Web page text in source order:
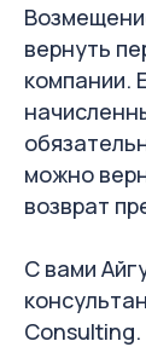
вернуть
компании.
можно
возврат
С вами
Consulting.